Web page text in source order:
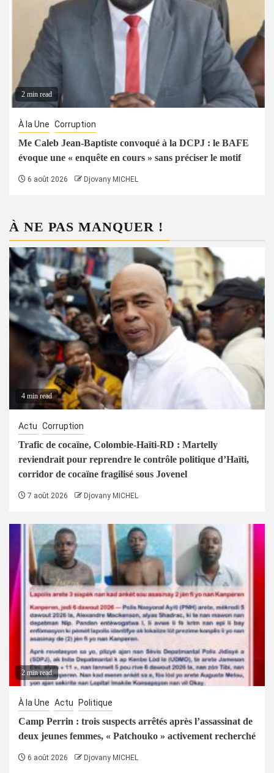
2 min read
À la Une Corruption
Me Caleb Jean-Baptiste convoqué à la DCPJ : le BAFE
évoque une « enquête en cours » sans préciser le motif
6 août 2026 Djovany MICHEL
À NE PAS MANQUER !
4 min read
Actu Corruption
Trafic de cocaïne, Colombie-Haïti-RD : Martelly
reviendrait pour reprendre le contrôle politique d’Haïti,
corridor de cocaïne fragilisé sous Jovenel
7 août 2026 Djovany MICHEL
2 min read
À la Une Actu Politique
Camp Perrin : trois suspects arrêtés après l’assassinat de
deux jeunes femmes, « Patchouko » activement recherché
6 août 2026 Djovany MICHEL